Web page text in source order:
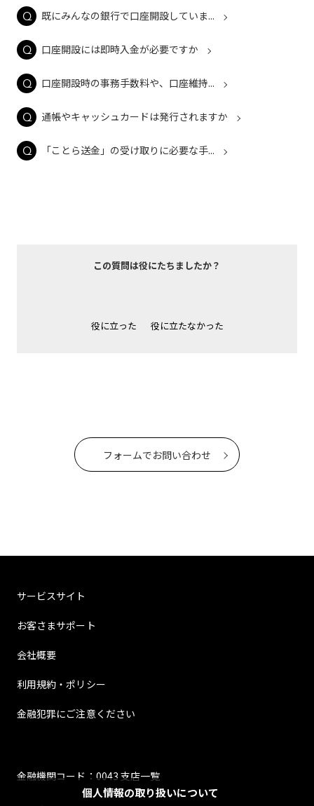
個人情報の取り扱いについて
既にみんなの銀行で口座開設していま...
口座開設には即時入金が必要ですか
口座開設時の事務手数料や、口座維持...
通帳やキャッシュカードは発行されますか
「ことら送金」の受け取りに必要な手...
この質問は役にたちましたか？
役に立った 役に立たなかった
フォームでお問い合わせ
サービスサイト
お客さまサポート
会社概要
利用規約・ポリシー
金融犯罪にご注意ください
金融機関コード：0043 支店一覧